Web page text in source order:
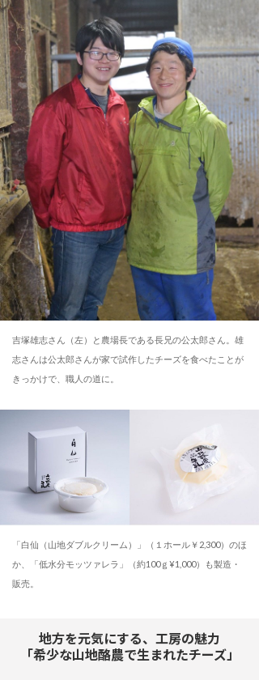
吉塚雄志さん（左）と農場長である長兄の公太郎さん。雄
志さんは公太郎さんが家で試作したチーズを食べたことが
きっかけで、職人の道に。
「白仙（山地ダブルクリーム）」（１ホール￥2,300）のほ
か、「低水分モッツァレラ」（約100ｇ¥1,000）も製造・
販売。
地方を元気にする、工房の魅力
「希少な山地酪農で生まれたチーズ」